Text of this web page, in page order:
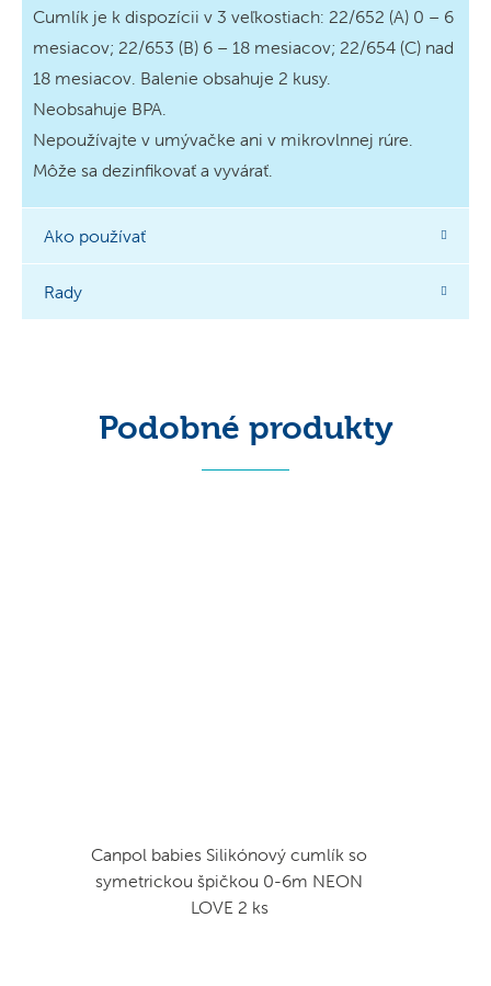
Cumlík je k dispozícii v 3 veľkostiach: 22/652 (A) 0 – 6
mesiacov; 22/653 (B) 6 – 18 mesiacov; 22/654 (C) nad
18 mesiacov. Balenie obsahuje 2 kusy.
Neobsahuje BPA.
Nepoužívajte v umývačke ani v mikrovlnnej rúre.
Môže sa dezinfikovať a vyvárať.
Ako používať
Rady
Podobné produkty
Canpol babies Silikónový cumlík so
symetrickou špičkou 0-6m NEON
LOVE 2 ks